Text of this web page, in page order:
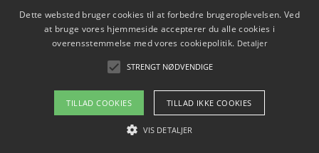
Copyright 2026 - Pilanto Aps
Om / kontakt
Blog Betingelser
Dette websted bruger cookies til at forbedre brugeroplevelsen. Ved
at bruge vores hjemmeside accepterer du alle cookies i
overensstemmelse med vores cookiepolitik. Detaljer
STRENGT NØDVENDIGE
TILLAD COOKIES TILLAD IKKE COOKIES
VIS DETALJER